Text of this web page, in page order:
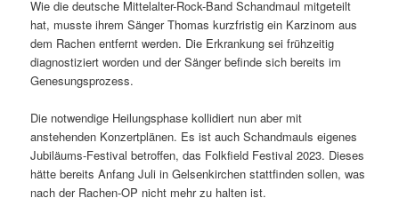
Wie die deutsche Mittelalter-Rock-Band Schandmaul mitgeteilt
hat, musste ihrem Sänger Thomas kurzfristig ein Karzinom aus
dem Rachen entfernt werden. Die Erkrankung sei frühzeitig
diagnostiziert worden und der Sänger befinde sich bereits im
Genesungsprozess.
Die notwendige Heilungsphase kollidiert nun aber mit
anstehenden Konzertplänen. Es ist auch Schandmauls eigenes
Jubiläums-Festival betroffen, das Folkfield Festival 2023. Dieses
hätte bereits Anfang Juli in Gelsenkirchen stattfinden sollen, was
nach der Rachen-OP nicht mehr zu halten ist.